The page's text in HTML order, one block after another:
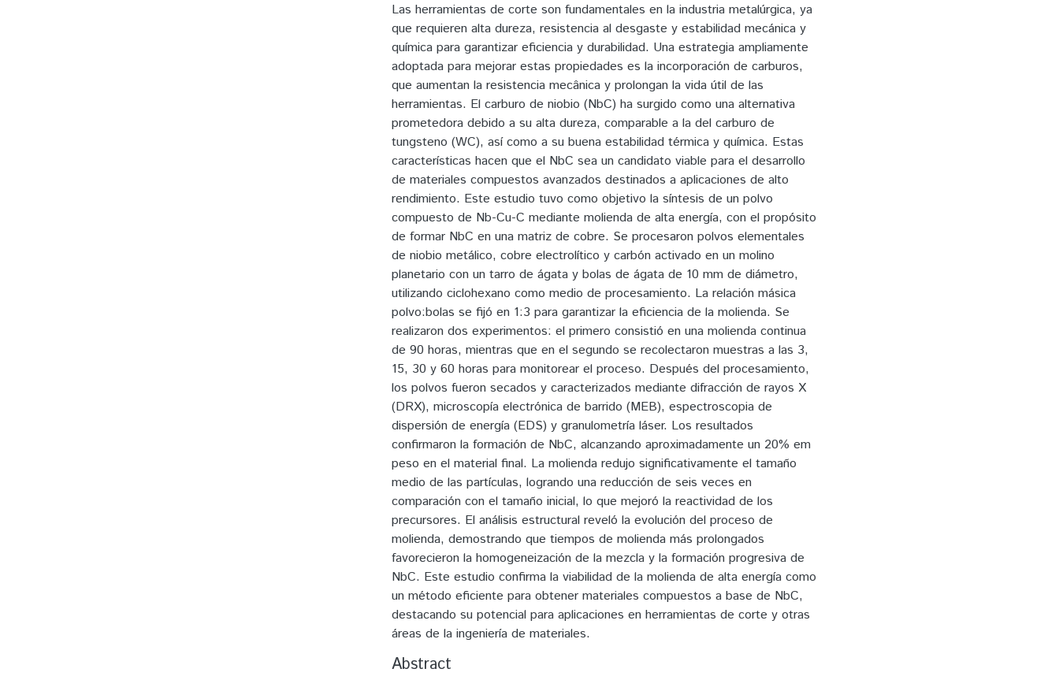
Las herramientas de corte son fundamentales en la industria metalúrgica, ya
que requieren alta dureza, resistencia al desgaste y estabilidad mecánica y
química para garantizar eficiencia y durabilidad. Una estrategia ampliamente
adoptada para mejorar estas propiedades es la incorporación de carburos,
que aumentan la resistencia mecânica y prolongan la vida útil de las
herramientas. El carburo de niobio (NbC) ha surgido como una alternativa
prometedora debido a su alta dureza, comparable a la del carburo de
tungsteno (WC), así como a su buena estabilidad térmica y química. Estas
características hacen que el NbC sea un candidato viable para el desarrollo
de materiales compuestos avanzados destinados a aplicaciones de alto
rendimiento. Este estudio tuvo como objetivo la síntesis de un polvo
compuesto de Nb-Cu-C mediante molienda de alta energía, con el propósito
de formar NbC en una matriz de cobre. Se procesaron polvos elementales
de niobio metálico, cobre electrolítico y carbón activado en un molino
planetario con un tarro de ágata y bolas de ágata de 10 mm de diámetro,
utilizando ciclohexano como medio de procesamiento. La relación másica
polvo:bolas se fijó en 1:3 para garantizar la eficiencia de la molienda. Se
realizaron dos experimentos: el primero consistió en una molienda continua
de 90 horas, mientras que en el segundo se recolectaron muestras a las 3,
15, 30 y 60 horas para monitorear el proceso. Después del procesamiento,
los polvos fueron secados y caracterizados mediante difracción de rayos X
(DRX), microscopía electrónica de barrido (MEB), espectroscopia de
dispersión de energía (EDS) y granulometría láser. Los resultados
confirmaron la formación de NbC, alcanzando aproximadamente un 20% em
peso en el material final. La molienda redujo significativamente el tamaño
medio de las partículas, logrando una reducción de seis veces en
comparación con el tamaño inicial, lo que mejoró la reactividad de los
precursores. El análisis estructural reveló la evolución del proceso de
molienda, demostrando que tiempos de molienda más prolongados
favorecieron la homogeneización de la mezcla y la formación progresiva de
NbC. Este estudio confirma la viabilidad de la molienda de alta energía como
un método eficiente para obtener materiales compuestos a base de NbC,
destacando su potencial para aplicaciones en herramientas de corte y otras
áreas de la ingeniería de materiales.
Abstract